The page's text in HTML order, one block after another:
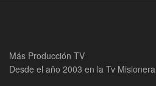
Más Producción TV
Desde el año 2003 en la Tv Misionera